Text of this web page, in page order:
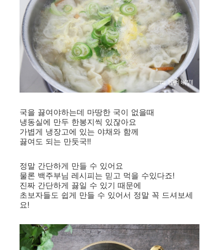
국을 끓여야하는데 마땅한 국이 없을때
냉동실에 만두 한봉지씩 있잖아요
가볍게 냉장고에 있는 야채와 함께
끓여도 되는 만둣국!!
정말 간단하게 만들 수 있어요
물론 백주부님 레시피는 믿고 먹을 수있다죠!
진짜 간단하게 끓일 수 있기 때문에
초보자들도 쉽게 만들 수 있어서 정말 꼭 드셔보세
요!